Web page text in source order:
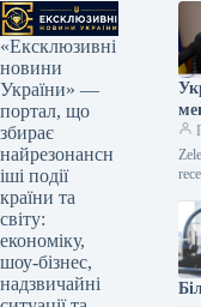
«Ексклюзивні
новини
України» —
портал, що
збирає
найрезонансн
іші події
країни та
світу:
економіку,
шоу-бізнес,
надзвичайні